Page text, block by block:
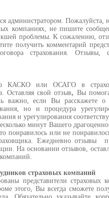
администратором. Пожалуйста,
компаниях, не пишите
проблемы. К сожалению,
получить комментарий
страхования.
КАСКО или ОСАГО в
Оставляя свой отзыв, Вы
важно, если Вы расскажете
но и процедура
и урегулирования
минут Вашего
понравилось или не
Ежедневно отзывы
На основании отзывов,
страховых компаний
представители
этого, Вы всегда сможете